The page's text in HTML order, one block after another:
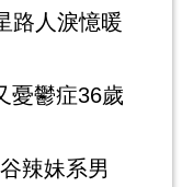
路人淚憶暖
憂鬱症36歲
辣妹系男